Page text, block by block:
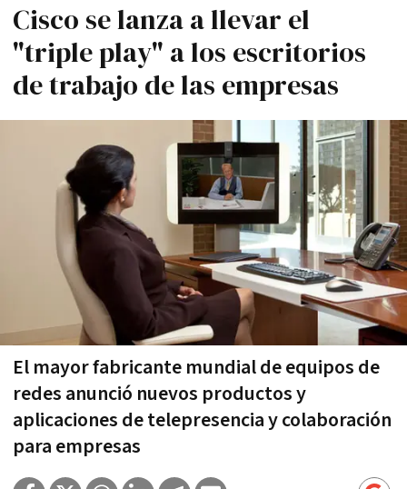
Cisco se lanza a llevar el
"triple play" a los escritorios
de trabajo de las empresas
El mayor fabricante mundial de equipos de
redes anunció nuevos productos y
aplicaciones de telepresencia y colaboración
para empresas